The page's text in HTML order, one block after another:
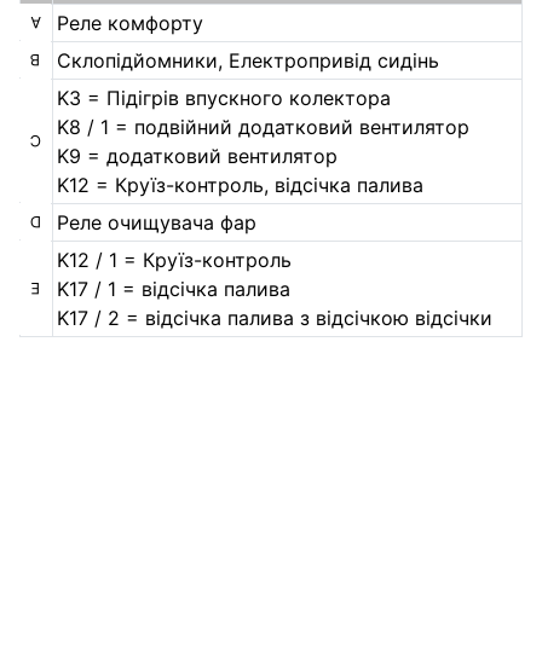
A Реле комфорту
B Склопідйомники, Електропривід сидінь
C
K3 = Підігрів впускного колектора
K8 / 1 = подвійний додатковий вентилятор
K9 = додатковий вентилятор
K12 = Круїз-контроль, відсічка палива
D Реле очищувача фар
E
K12 / 1 = Круїз-контроль
K17 / 1 = відсічка палива
K17 / 2 = відсічка палива з відсічкою відсічки